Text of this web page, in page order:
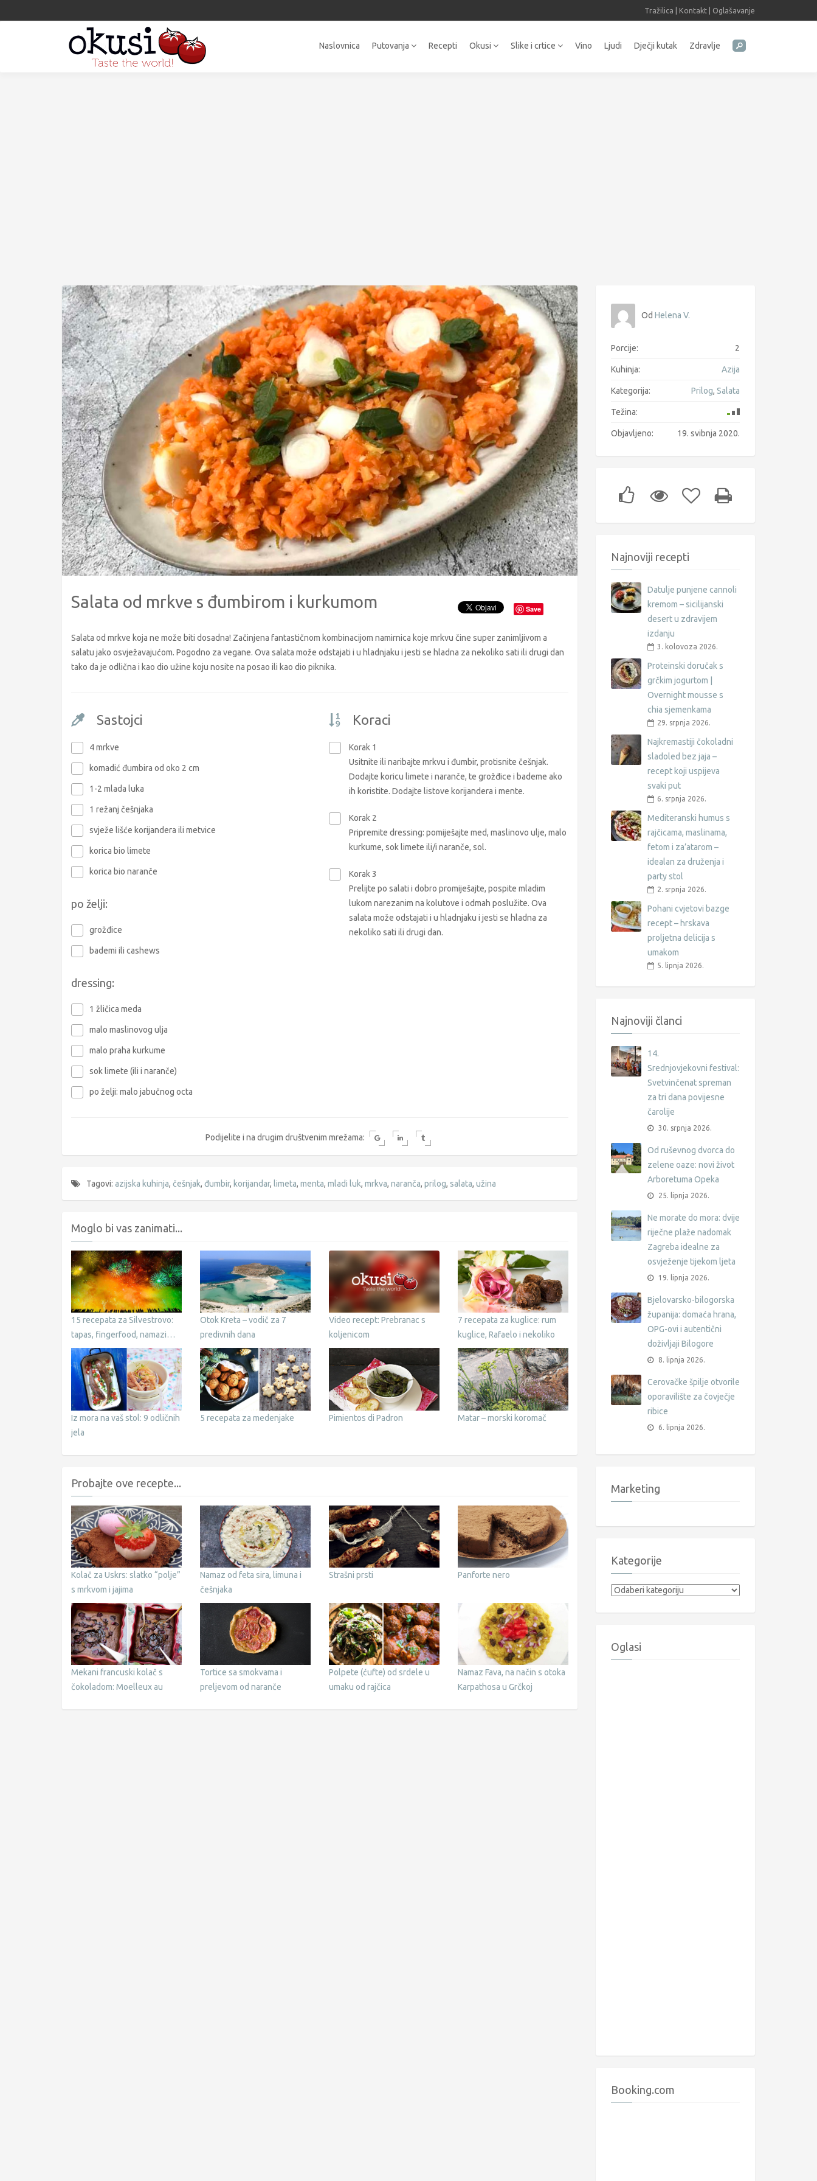
Tražilica Kontakt Oglašavanje
Naslovnica Putovanja Recepti Okusi Slike i crtice Vino Ljudi Dječji kutak Zdravlje
Salata od mrkve s đumbirom i kurkumom Save
Salata od mrkve koja ne može biti dosadna! Začinjena fantastičnom kombinacijom namirnica koje mrkvu čine super zanimljivom a
salatu jako osvježavajućom. Pogodno za vegane. Ova salata može odstajati i u hladnjaku i jesti se hladna za nekoliko sati ili drugi dan
tako da je odlična i kao dio užine koju nosite na posao ili kao dio piknika.
Sastojci
4 mrkve
komadić đumbira od oko 2 cm
1-2 mlada luka
1 režanj češnjaka
svježe lišće korijandera ili metvice
korica bio limete
korica bio naranče
po želji:
grožđice
bademi ili cashews
dressing:
1 žličica meda
malo maslinovog ulja
malo praha kurkume
sok limete (ili i naranče)
po želji: malo jabučnog octa
Koraci
Korak 1
Usitnite ili naribajte mrkvu i đumbir, protisnite češnjak.
Dodajte koricu limete i naranče, te grožđice i bademe ako
ih koristite. Dodajte listove korijandera i mente.
Korak 2
Pripremite dressing: pomiješajte med, maslinovo ulje, malo
kurkume, sok limete ili/i naranče, sol.
Korak 3
Prelijte po salati i dobro promiješajte, pospite mladim
lukom narezanim na kolutove i odmah poslužite. Ova
salata može odstajati i u hladnjaku i jesti se hladna za
nekoliko sati ili drugi dan.
Podijelite i na drugim društvenim mrežama:
Tagovi: azijska kuhinja, češnjak, đumbir, korijandar, limeta, menta, mladi luk, mrkva, naranča, prilog, salata, užina
Moglo bi vas zanimati...
15 recepata za Silvestrovo:
tapas, fingerfood, namazi…
Otok Kreta – vodič za 7
predivnih dana
Video recept: Prebranac s
koljenicom
7 recepata za kuglice: rum
kuglice, Rafaelo i nekoliko
drugih
Iz mora na vaš stol: 9 odličnih
jela
5 recepata za medenjake Pimientos di Padron Matar – morski koromač
Probajte ove recepte...
Kolač za Uskrs: slatko “polje”
s mrkvom i jajima
Namaz od feta sira, limuna i
češnjaka
Strašni prsti Panforte nero
Mekani francuski kolač s
čokoladom: Moelleux au
Tortice sa smokvama i
preljevom od naranče
Polpete (ćufte) od srdele u
umaku od rajčica
Namaz Fava, na način s otoka
Karpathosa u Grčkoj
Od Helena V.
Porcije: 2
Kuhinja: Azija
Kategorija: Prilog, Salata
Težina:
Objavljeno: 19. svibnja 2020.
Najnoviji recepti
Datulje punjene cannoli
kremom – sicilijanski
desert u zdravijem
izdanju
3. kolovoza 2026.
Proteinski doručak s
grčkim jogurtom |
Overnight mousse s
chia sjemenkama
29. srpnja 2026.
Najkremastiji čokoladni
sladoled bez jaja –
recept koji uspijeva
svaki put
6. srpnja 2026.
Mediteranski humus s
rajčicama, maslinama,
fetom i za’atarom –
idealan za druženja i
party stol
2. srpnja 2026.
Pohani cvjetovi bazge
recept – hrskava
proljetna delicija s
umakom
5. lipnja 2026.
Najnoviji članci
14.
Srednjovjekovni festival:
Svetvinčenat spreman
za tri dana povijesne
čarolije
30. srpnja 2026.
Od ruševnog dvorca do
zelene oaze: novi život
Arboretuma Opeka
25. lipnja 2026.
Ne morate do mora: dvije
riječne plaže nadomak
Zagreba idealne za
osvježenje tijekom ljeta
19. lipnja 2026.
Bjelovarsko-bilogorska
županija: domaća hrana,
OPG-ovi i autentični
doživljaji Bilogore
8. lipnja 2026.
Cerovačke špilje otvorile
oporavilište za čovječje
ribice
6. lipnja 2026.
Marketing
Kategorije
Kategorije
Oglasi
Booking.com